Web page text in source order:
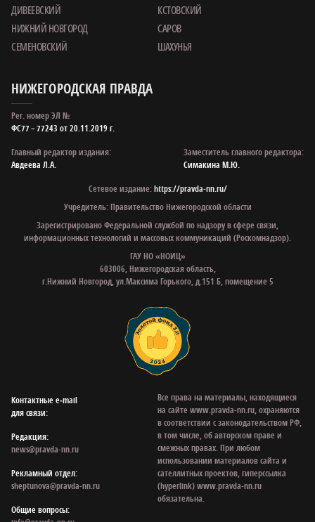
ДИВЕЕВСКИЙ
КСТОВСКИЙ
НИЖНИЙ НОВГОРОД
САРОВ
СЕМЕНОВСКИЙ
ШАХУНЬЯ
НИЖЕГОРОДСКАЯ ПРАВДА
Рег. номер ЭЛ №
ФС77 – 77243 от 20.11.2019 г.
Главный редактор издания:
Авдеева Л.А.
Заместитель главного редактора:
Симакина М.Ю.
Сетевое издание:https://pravda-nn.ru/
Учредитель: Правительство Нижегородской области
Зарегистрировано Федеральной службой по надзору в сфере связи,
информационных технологий и массовых коммуникаций (Роскомнадзор).
ГАУ НО «НОИЦ»
603006, Нижегородская область,
г.Нижний Новгород, ул.Максима Горького, д.151 Б, помещение 5
Контактные e‑mail
для связи:
Редакция:
news@pravda-nn.ru
Рекламный отдел:
sheptunova@pravda-nn.ru
Общие вопросы:
Все права на материалы, находящиеся
на сайте www.pravda-nn.ru, охраняются
в соответствии с законодательством РФ,
в том числе, об авторском праве и
смежных правах. При любом
использовании материалов сайта и
сателлитных проектов, гиперссылка
(hyperlink) www.pravda-nn.ru
обязательна.